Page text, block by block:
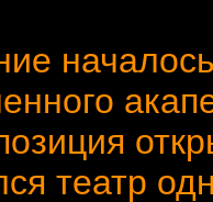
началось
театр